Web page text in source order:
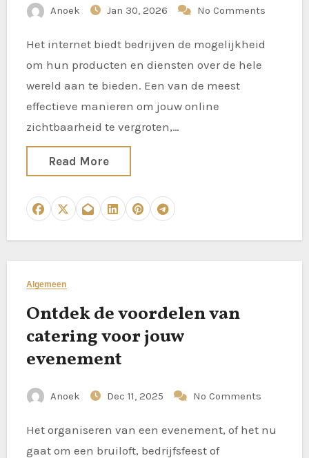
Anoek Jan 30, 2026 No Comments
Het internet biedt bedrijven de mogelijkheid
om hun producten en diensten over de hele
wereld aan te bieden. Een van de meest
effectieve manieren om jouw online
zichtbaarheid te vergroten,…
Read More
Algemeen
Ontdek de voordelen van
catering voor jouw
evenement
Anoek Dec 11, 2025 No Comments
Het organiseren van een evenement, of het nu
gaat om een bruiloft, bedrijfsfeest of